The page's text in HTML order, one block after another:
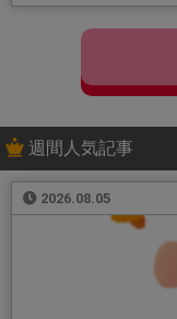
週間人気記事
2026.08.05